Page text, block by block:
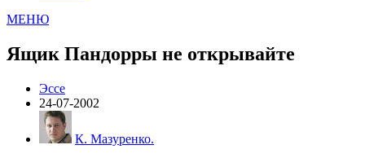
МЕНЮ
Ящик Пандорры не открывайте
Эссе
24-07-2002
К. Мазуренко.